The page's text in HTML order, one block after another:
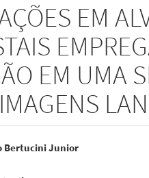
EM
EM UMA
Bertucini Junior